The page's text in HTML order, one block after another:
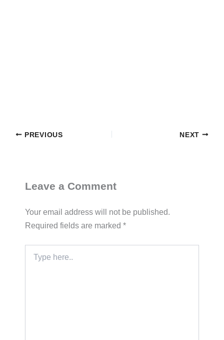
PREVIOUS NEXT
Leave a Comment
Your email address will not be published.
Required fields are marked *
here..